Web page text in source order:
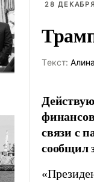
28
Tекст:
связи с
сообщил